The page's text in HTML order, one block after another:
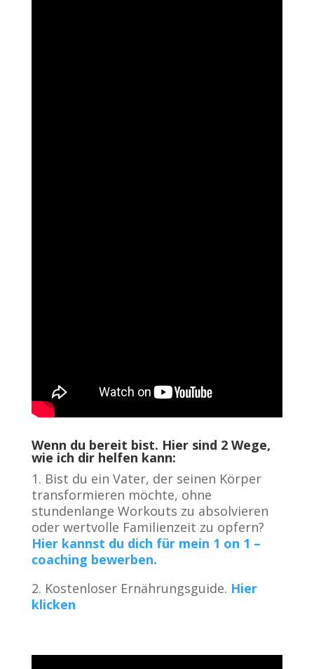
Wenn du bereit bist. Hier sind 2 Wege,
wie ich dir helfen kann:
1. Bist du ein Vater, der seinen Körper
transformieren möchte, ohne
stundenlange Workouts zu absolvieren
oder wertvolle Familienzeit zu opfern?
Hier kannst du dich für mein 1 on 1 –
coaching bewerben.
2. Kostenloser Ernährungsguide. Hier
klicken